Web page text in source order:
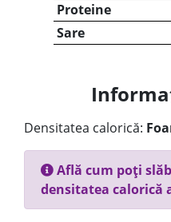
Proteine
Sare
Densitatea calorică:
Află cum poți
densitatea calorică